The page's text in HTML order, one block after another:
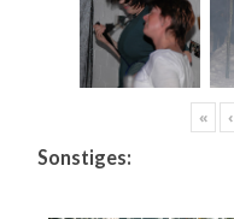
« ‹
Sonstiges: